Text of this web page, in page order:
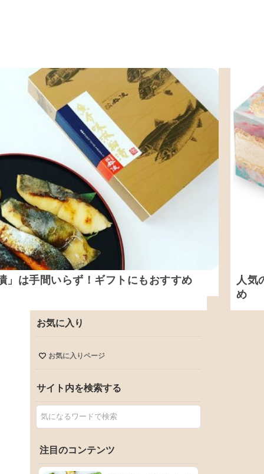
」は手間いらず！ギフトにもおすすめ
人気
め
お気に入り
お気に入りページ
サイト内を検索する
注目のコンテンツ